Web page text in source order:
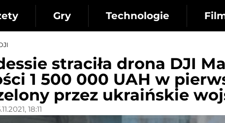
Gry Technologie
straciła drona DJI
1 500 000 UAH w
przez ukraińskie
18:11